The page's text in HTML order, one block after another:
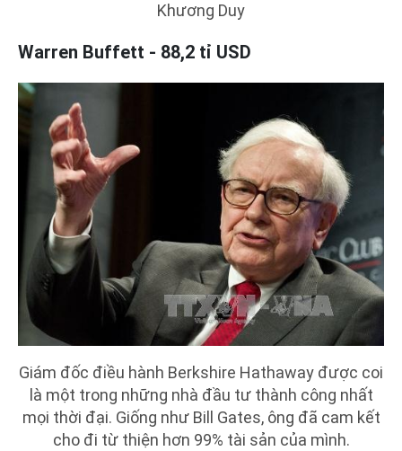
Khương Duy
Warren Buffett - 88,2 tỉ USD
Giám đốc điều hành Berkshire Hathaway được coi
là một trong những nhà đầu tư thành công nhất
mọi thời đại. Giống như Bill Gates, ông đã cam kết
cho đi từ thiện hơn 99% tài sản của mình.